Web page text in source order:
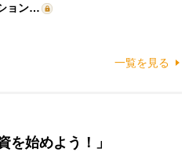
ョン…
一覧を見る
を始めよう！」